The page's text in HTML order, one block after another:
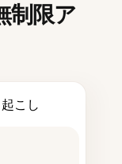
制限ア
こし